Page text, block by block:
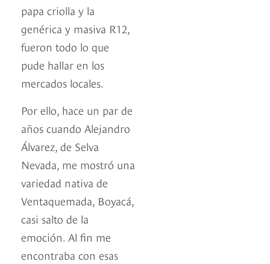
papa criolla y la
genérica y masiva R12,
fueron todo lo que
pude hallar en los
mercados locales.
Por ello, hace un par de
años cuando Alejandro
Álvarez, de Selva
Nevada, me mostró una
variedad nativa de
Ventaquemada, Boyacá,
casi salto de la
emoción. Al fin me
encontraba con esas